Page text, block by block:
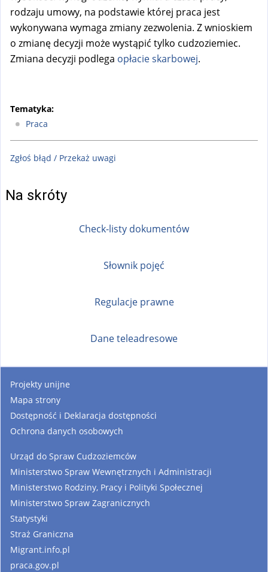
rodzaju umowy, na podstawie której praca jest
wykonywana wymaga zmiany zezwolenia. Z wnioskiem
o zmianę decyzji może wystąpić tylko cudzoziemiec.
Zmiana decyzji podlega opłacie skarbowej.
Tematyka:
Praca
Zgłoś błąd / Przekaż uwagi
Na skróty
Check-listy dokumentów
Słownik pojęć
Regulacje prawne
Dane teleadresowe
Projekty unijne
Mapa strony
Dostępność i Deklaracja dostępności
Ochrona danych osobowych
Urząd do Spraw Cudzoziemców
Ministerstwo Spraw Wewnętrznych i Administracji
Ministerstwo Rodziny, Pracy i Polityki Społecznej
Ministerstwo Spraw Zagranicznych
Statystyki
Straż Graniczna
Migrant.info.pl
praca.gov.pl